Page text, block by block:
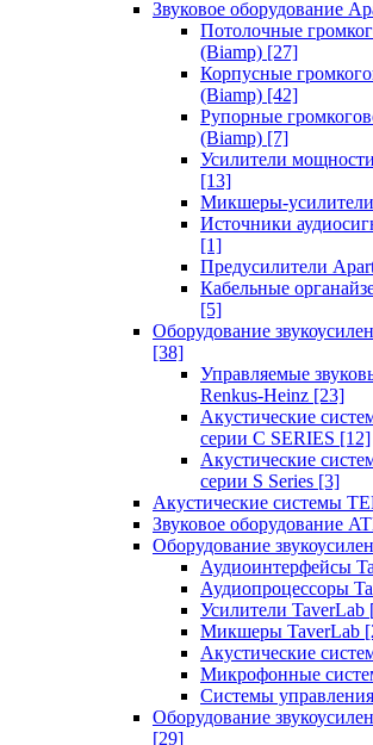
Звуковое оборудование
Потолочные
(Biamp) [27]
Корпусные
(Biamp) [42]
Рупорные
(Biamp) [7]
Усилители
[13]
Микшеры-
Источники
[1]
Предусилители
Кабельные
[5]
Оборудование
[38]
Управляемые
Renkus-Heinz [23]
Акустические
серии C SERIES [12]
Акустические
серии S Series [3]
Акустические системы
Звуковое оборудование
Оборудование
Аудиоинтерфейсы
Аудиопроцессоры
Усилители TaverLab
Микшеры TaverLab
Акустические
Микрофонные
Системы
Оборудование
[29]